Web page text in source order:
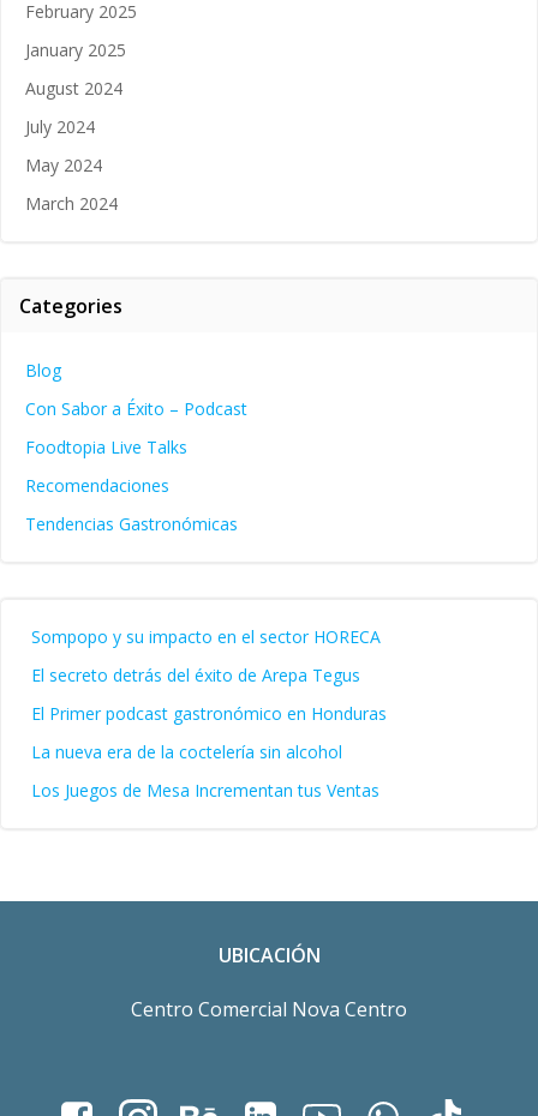
February 2025
January 2025
August 2024
July 2024
May 2024
March 2024
Categories
Blog
Con Sabor a Éxito – Podcast
Foodtopia Live Talks
Recomendaciones
Tendencias Gastronómicas
Sompopo y su impacto en el sector HORECA
El secreto detrás del éxito de Arepa Tegus
El Primer podcast gastronómico en Honduras
La nueva era de la coctelería sin alcohol
Los Juegos de Mesa Incrementan tus Ventas
UBICACIÓN
Centro Comercial Nova Centro